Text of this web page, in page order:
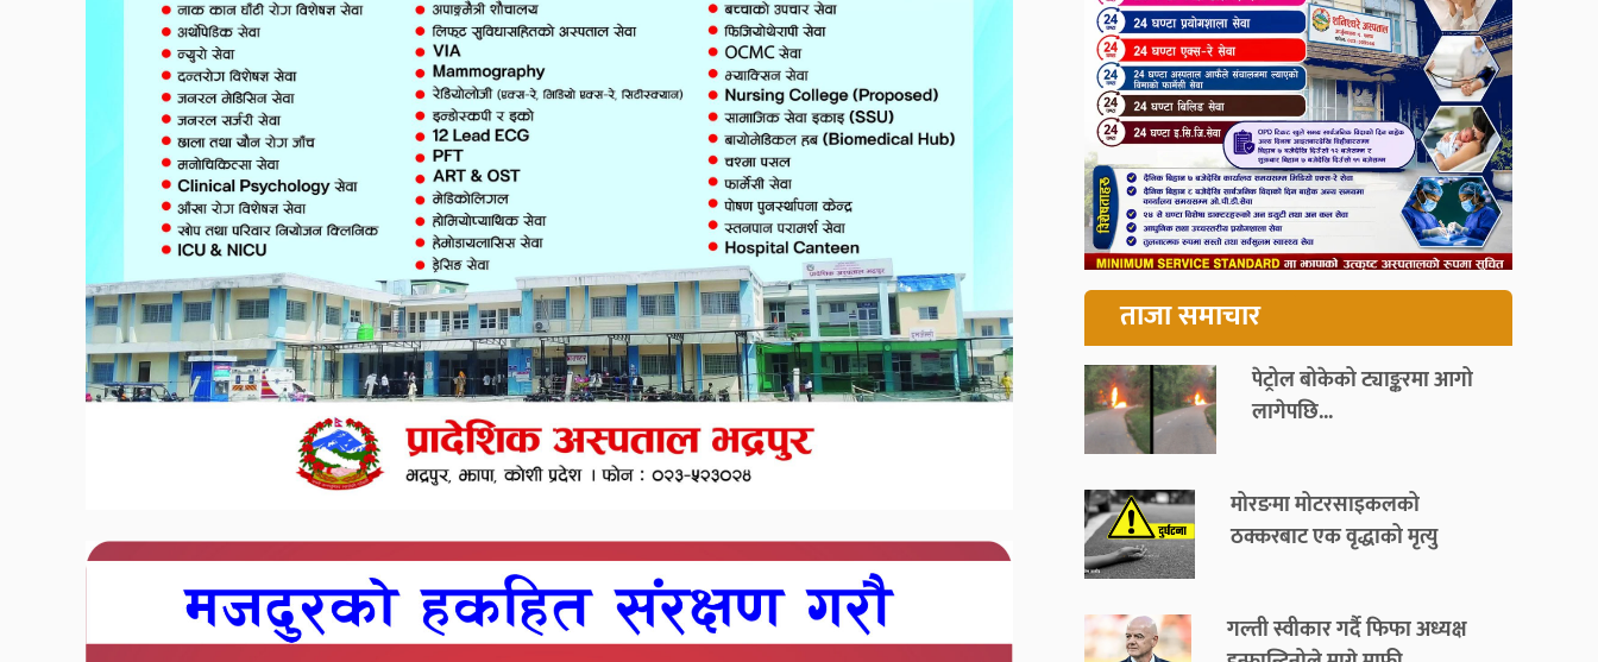
ताजा समाचार
पेट्रोल बोकेको ट्याङ्करमा आगो
लागेपछि...
मोरङमा मोटरसाइकलको
ठक्करबाट एक वृद्धाको मृत्यु
गल्ती स्वीकार गर्दै फिफा अध्यक्ष